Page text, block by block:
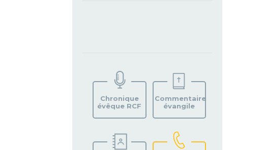
VOTRE
PAROISSE
Chronique
évêque RCF
Commentaire
évangile